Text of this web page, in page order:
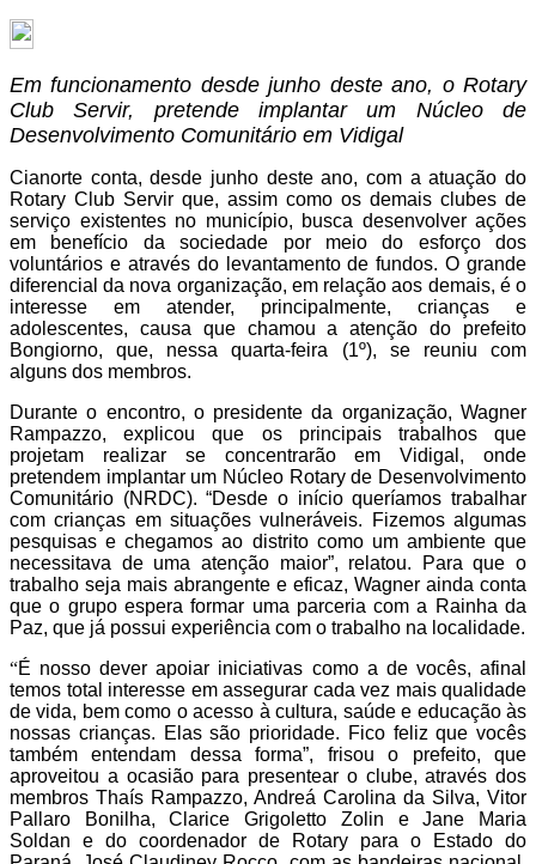
Em funcionamento desde junho deste ano, o Rotary
Club Servir, pretende implantar um Núcleo de
Desenvolvimento Comunitário em Vidigal
Cianorte conta, desde junho deste ano, com a atuação do
Rotary Club Servir que, assim como os demais clubes de
serviço existentes no município, busca desenvolver ações
em benefício da sociedade por meio do esforço dos
voluntários e através do levantamento de fundos. O grande
diferencial da nova organização, em relação aos demais, é o
interesse em atender, principalmente, crianças e
adolescentes, causa que chamou a atenção do prefeito
Bongiorno, que, nessa quarta-feira (1º), se reuniu com
alguns dos membros.
Durante o encontro, o presidente da organização, Wagner
Rampazzo, explicou que os principais trabalhos que
projetam realizar se concentrarão em Vidigal, onde
pretendem implantar um Núcleo Rotary de Desenvolvimento
Comunitário (NRDC). “Desde o início queríamos trabalhar
com crianças em situações vulneráveis. Fizemos algumas
pesquisas e chegamos ao distrito como um ambiente que
necessitava de uma atenção maior”, relatou. Para que o
trabalho seja mais abrangente e eficaz, Wagner ainda conta
que o grupo espera formar uma parceria com a Rainha da
Paz, que já possui experiência com o trabalho na localidade.
“É nosso dever apoiar iniciativas como a de vocês, afinal
temos total interesse em assegurar cada vez mais qualidade
de vida, bem como o acesso à cultura, saúde e educação às
nossas crianças. Elas são prioridade. Fico feliz que vocês
também entendam dessa forma”, frisou o prefeito, que
aproveitou a ocasião para presentear o clube, através dos
membros Thaís Rampazzo, Andreá Carolina da Silva, Vitor
Pallaro Bonilha, Clarice Grigoletto Zolin e Jane Maria
Soldan e do coordenador de Rotary para o Estado do